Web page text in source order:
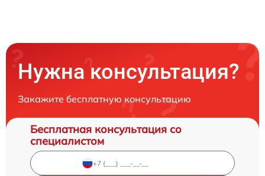
Нужна консультация?
Закажите бесплатную консультацию
Бесплатная консультация со
специалистом